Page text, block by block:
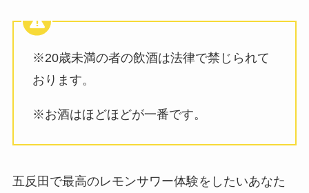
※20歳未満の者の飲酒は法律で禁じられて
おります。
※お酒はほどほどが一番です。
五反田で最高のレモンサワー体験をしたいあなた